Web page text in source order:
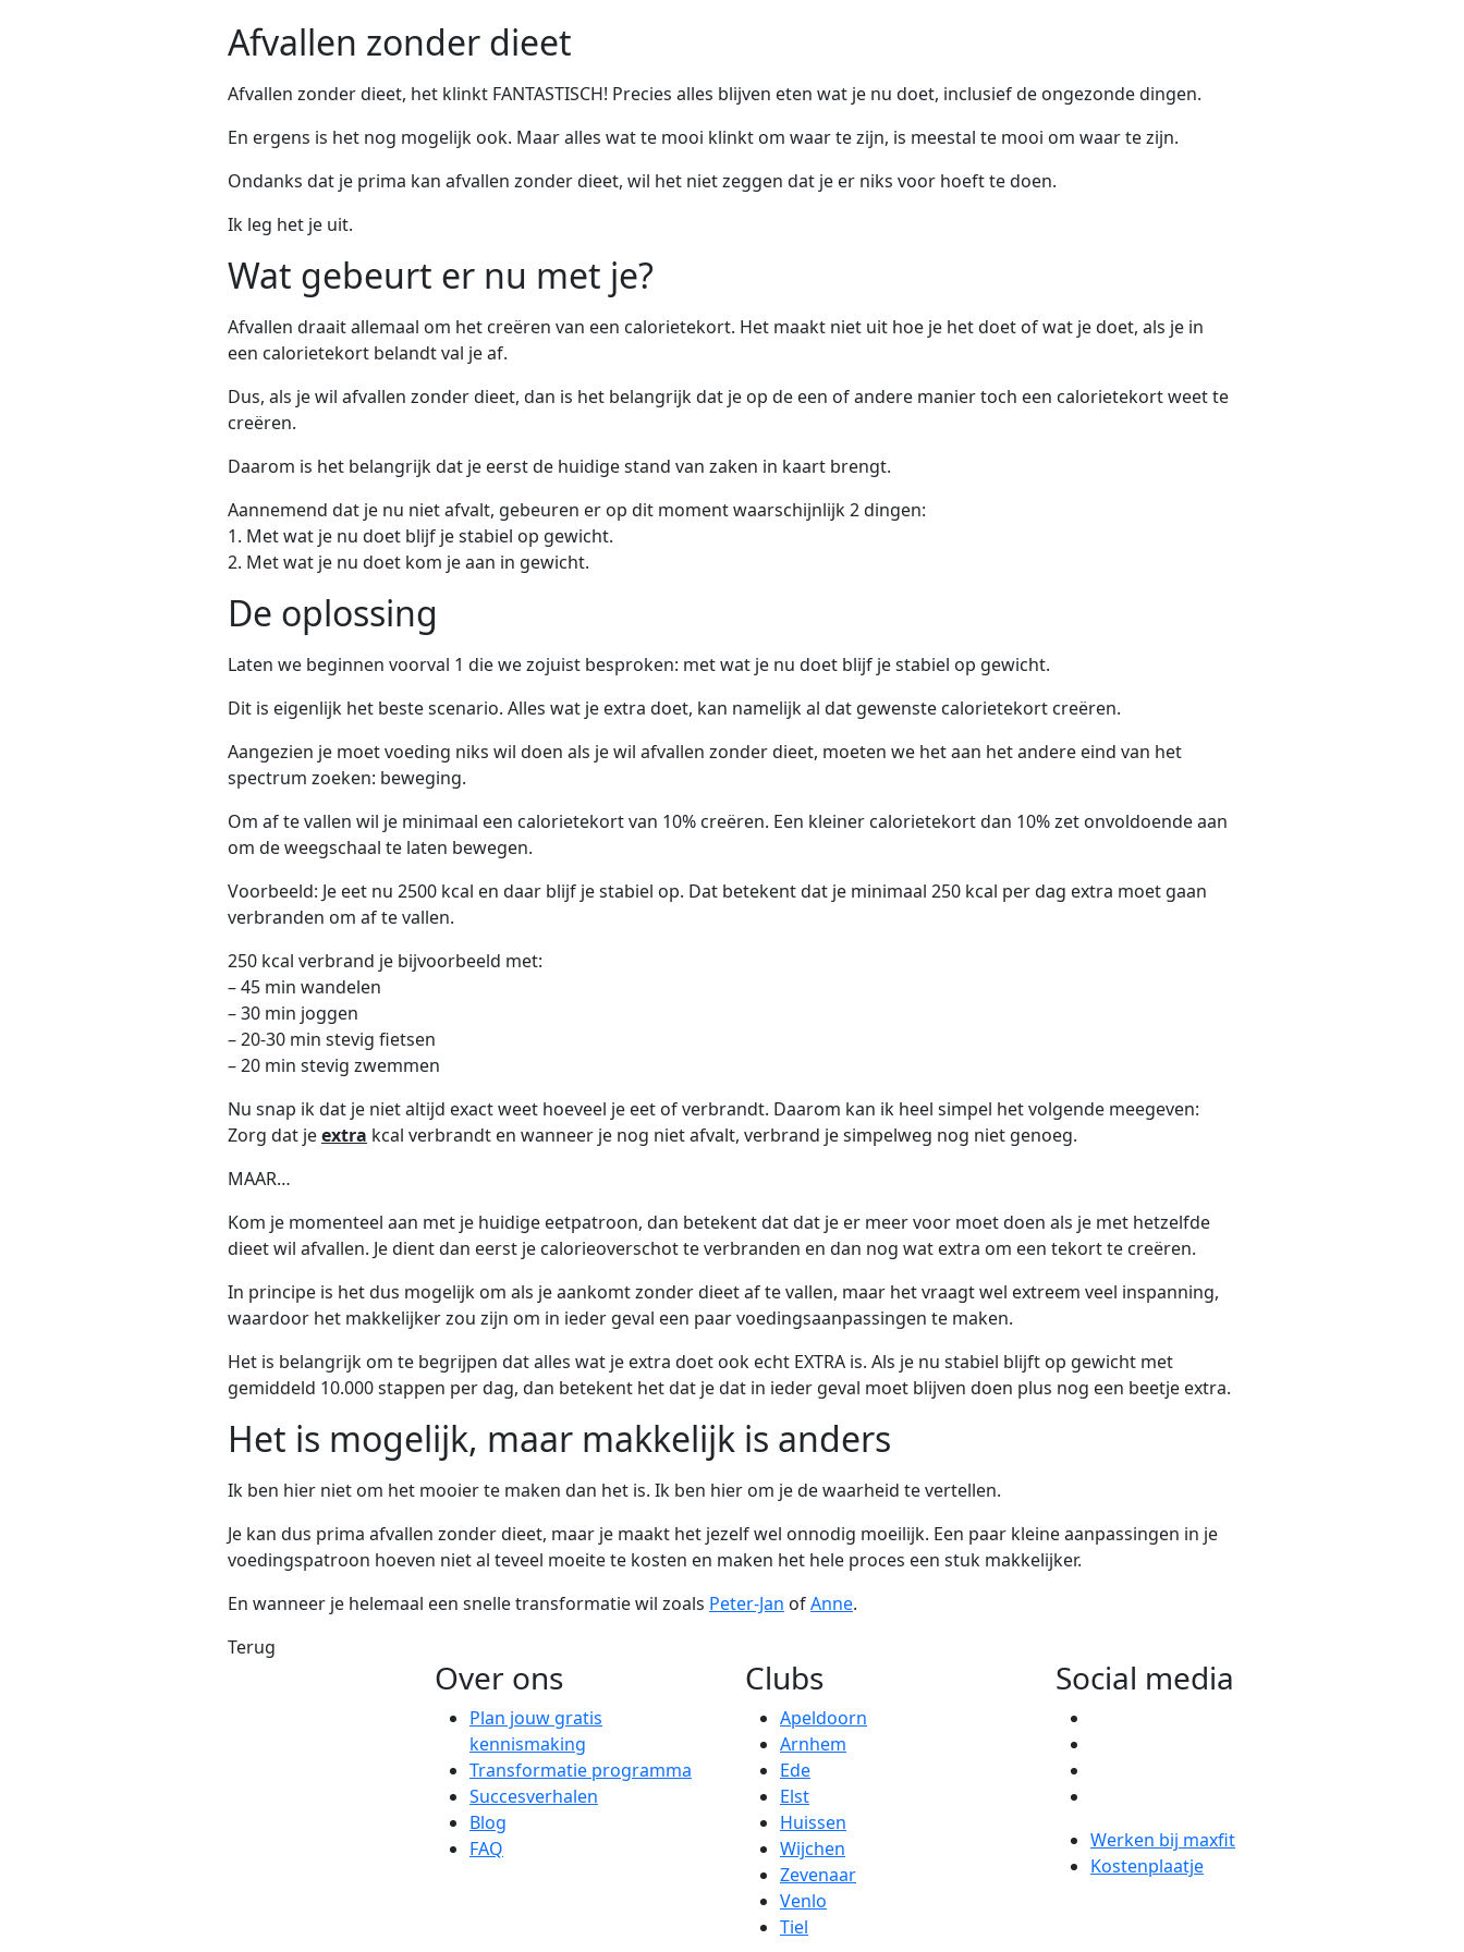
Afvallen zonder dieet
Afvallen zonder dieet, het klinkt FANTASTISCH! Precies alles blijven eten wat je nu doet, inclusief de ongezonde dingen.
En ergens is het nog mogelijk ook. Maar alles wat te mooi klinkt om waar te zijn, is meestal te mooi om waar te zijn.
Ondanks dat je prima kan afvallen zonder dieet, wil het niet zeggen dat je er niks voor hoeft te doen.
Ik leg het je uit.
Wat gebeurt er nu met je?
Afvallen draait allemaal om het creëren van een calorietekort. Het maakt niet uit hoe je het doet of wat je doet, als je in
een calorietekort belandt val je af.
Dus, als je wil afvallen zonder dieet, dan is het belangrijk dat je op de een of andere manier toch een calorietekort weet te
creëren.
Daarom is het belangrijk dat je eerst de huidige stand van zaken in kaart brengt.
Aannemend dat je nu niet afvalt, gebeuren er op dit moment waarschijnlijk 2 dingen:
1. Met wat je nu doet blijf je stabiel op gewicht.
2. Met wat je nu doet kom je aan in gewicht.
De oplossing
Laten we beginnen voorval 1 die we zojuist besproken: met wat je nu doet blijf je stabiel op gewicht.
Dit is eigenlijk het beste scenario. Alles wat je extra doet, kan namelijk al dat gewenste calorietekort creëren.
Aangezien je moet voeding niks wil doen als je wil afvallen zonder dieet, moeten we het aan het andere eind van het
spectrum zoeken: beweging.
Om af te vallen wil je minimaal een calorietekort van 10% creëren. Een kleiner calorietekort dan 10% zet onvoldoende aan
om de weegschaal te laten bewegen.
Voorbeeld: Je eet nu 2500 kcal en daar blijf je stabiel op. Dat betekent dat je minimaal 250 kcal per dag extra moet gaan
verbranden om af te vallen.
250 kcal verbrand je bijvoorbeeld met:
– 45 min wandelen
– 30 min joggen
– 20-30 min stevig fietsen
– 20 min stevig zwemmen
Nu snap ik dat je niet altijd exact weet hoeveel je eet of verbrandt. Daarom kan ik heel simpel het volgende meegeven:
Zorg dat jeextra kcal verbrandt en wanneer je nog niet afvalt, verbrand je simpelweg nog niet genoeg.
MAAR…
Kom je momenteel aan met je huidige eetpatroon, dan betekent dat dat je er meer voor moet doen als je met hetzelfde
dieet wil afvallen. Je dient dan eerst je calorieoverschot te verbranden en dan nog wat extra om een tekort te creëren.
In principe is het dus mogelijk om als je aankomt zonder dieet af te vallen, maar het vraagt wel extreem veel inspanning,
waardoor het makkelijker zou zijn om in ieder geval een paar voedingsaanpassingen te maken.
Het is belangrijk om te begrijpen dat alles wat je extra doet ook echt EXTRA is. Als je nu stabiel blijft op gewicht met
gemiddeld 10.000 stappen per dag, dan betekent het dat je dat in ieder geval moet blijven doen plus nog een beetje extra.
Het is mogelijk, maar makkelijk is anders
Ik ben hier niet om het mooier te maken dan het is. Ik ben hier om je de waarheid te vertellen.
Je kan dus prima afvallen zonder dieet, maar je maakt het jezelf wel onnodig moeilijk. Een paar kleine aanpassingen in je
voedingspatroon hoeven niet al teveel moeite te kosten en maken het hele proces een stuk makkelijker.
En wanneer je helemaal een snelle transformatie wil zoals Peter-Jan ofAnne.
Terug
Over ons
Plan jouw gratis
kennismaking
Transformatie programma
Succesverhalen
Blog
FAQ
Clubs
Apeldoorn
Arnhem
Ede
Elst
Huissen
Wijchen
Zevenaar
Venlo
Tiel
Social media
Werken bij maxfit
Kostenplaatje